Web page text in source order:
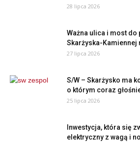
28 lipca 2026
Ważna ulica i most do
Skarżyska-Kamiennej
27 lipca 2026
S/W – Skarżysko ma
o którym coraz
25 lipca 2026
Inwestycja, która się
elektryczny z wagą i